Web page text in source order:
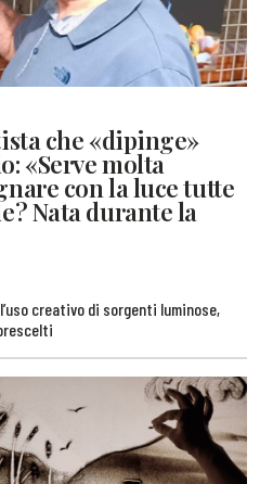
che «dipinge»
«Serve molta
con la luce tutte
Nata durante la
creativo di sorgenti luminose,